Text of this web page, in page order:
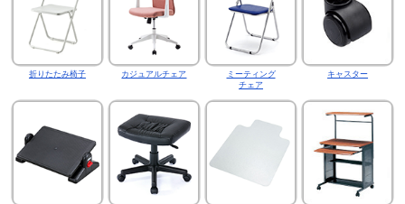
折りたたみ椅子 カジュアルチェア
ミーティング
チェア
キャスター